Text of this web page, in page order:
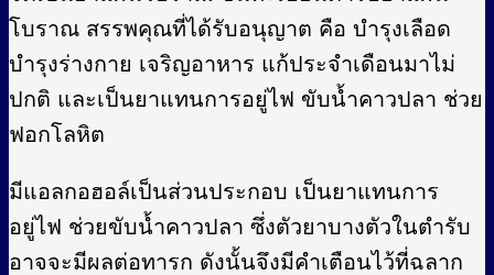
โบราณ สรรพคุณที่ได้รับอนุญาต คือ บำรุงเลือด
บำรุงร่างกาย เจริญอาหาร แก้ประจำเดือนมาไม่
ปกติ และเป็นยาแทนการอยู่ไฟ ขับน้ำคาวปลา ช่วย
ฟอกโลหิต
มีแอลกอฮอล์เป็นส่วนประกอบ เป็นยาแทนการ
อยู่ไฟ ช่วยขับน้ำคาวปลา ซึ่งตัวยาบางตัวในตำรับ
อาจจะมีผลต่อทารก ดังนั้นจึงมีคำเตือนไว้ที่ฉลาก